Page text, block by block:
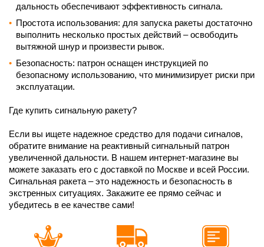
дальность обеспечивают эффективность сигнала.
Простота использования: для запуска ракеты достаточно
выполнить несколько простых действий – освободить
вытяжной шнур и произвести рывок.
Безопасность: патрон оснащен инструкцией по
безопасному использованию, что минимизирует риски при
эксплуатации.
Где купить сигнальную ракету?
Если вы ищете надежное средство для подачи сигналов,
обратите внимание на реактивный сигнальный патрон
увеличенной дальности. В нашем интернет-магазине вы
можете заказать его с доставкой по Москве и всей России.
Сигнальная ракета – это надежность и безопасность в
экстренных ситуациях. Закажите ее прямо сейчас и
убедитесь в ее качестве сами!